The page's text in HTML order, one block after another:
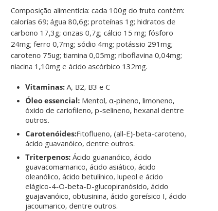
Composição alimentícia: cada 100g do fruto contém:
calorías 69; água 80,6g; proteínas 1g; hidratos de
carbono 17,3g; cinzas 0,7g; cálcio 15 mg; fósforo
24mg; ferro 0,7mg; sódio 4mg; potássio 291mg;
caroteno 75ug; tiamina 0,05mg; riboflavina 0,04mg;
niacina 1,10mg e ácido ascórbico 132mg.
Vitaminas:A, B2, B3 e C
Óleo essencial: Mentol, α-pineno, limoneno,
óxido de cariofileno, p-selineno, hexanal dentre
outros.
Carotenóides:Fitoflueno, (all-E)-beta-caroteno,
ácido guavanóico, dentre outros.
Triterpenos:Ácido guananóico, ácido
guavacomamarico, ácido asiático, ácido
oleanólico, ácido betulínico, lupeol e ácido
elágico-4-O-beta-D-glucopiranósido, ácido
guajavanóico, obtusinina, ácido goreísico I, ácido
jacoumarico, dentre outros.